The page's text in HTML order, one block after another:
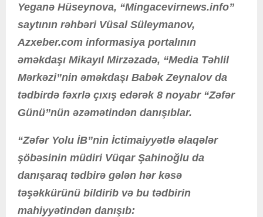
Yeganə Hüseynova, “Mingacevirnews.info”
saytının rəhbəri Vüsal Süleymanov,
Azxeber.com informasiya portalının
əməkdaşı Mikayıl Mirzəzadə, “Media Təhlil
Mərkəzi”nin əməkdaşı Babək Zeynalov da
tədbirdə fəxrlə çıxış edərək 8 noyabr “Zəfər
Günü”nün əzəmətindən danışıblar.
“Zəfər Yolu İB”nin İctimaiyyətlə əlaqələr
şöbəsinin müdiri Vüqar Şahinoğlu da
danışaraq tədbirə gələn hər kəsə
təşəkkürünü bildirib və bu tədbirin
mahiyyətindən danışıb: